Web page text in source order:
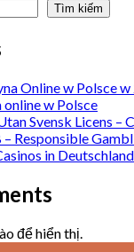
Tìm kiếm
Online w Polsce
online w Polsce
Svensk Licens –
– Responsible
in Deutschland
để hiển thị.